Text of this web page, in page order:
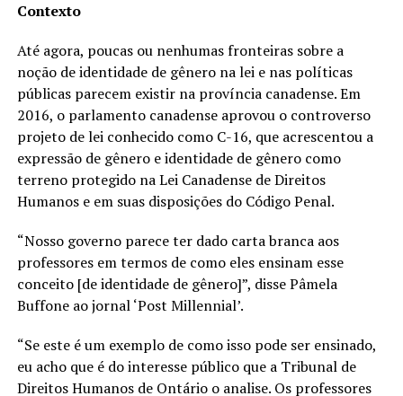
Contexto
Até agora, poucas ou nenhumas fronteiras sobre a
noção de identidade de gênero na lei e nas políticas
públicas parecem existir na província canadense. Em
2016, o parlamento canadense aprovou o controverso
projeto de lei conhecido como C-16, que acrescentou a
expressão de gênero e identidade de gênero como
terreno protegido na Lei Canadense de Direitos
Humanos e em suas disposições do Código Penal.
“Nosso governo parece ter dado carta branca aos
professores em termos de como eles ensinam esse
conceito [de identidade de gênero]”, disse Pâmela
Buffone ao jornal ‘Post Millennial’.
“Se este é um exemplo de como isso pode ser ensinado,
eu acho que é do interesse público que a Tribunal de
Direitos Humanos de Ontário o analise. Os professores